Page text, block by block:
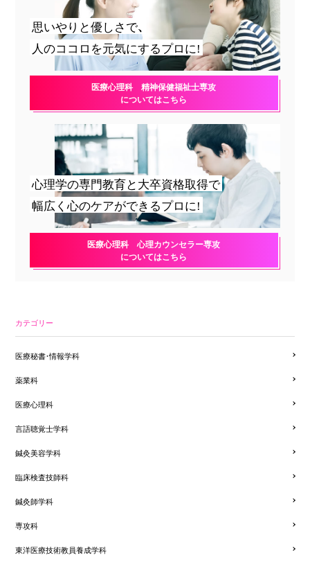
思いやりと優しさで、
人のココロを元気にするプロに!
医療心理科 精神保健福祉士専攻
についてはこちら
心理学の専門教育と大卒資格取得で
幅広く心のケアができるプロに!
医療心理科 心理カウンセラー専攻
についてはこちら
カテゴリー
医療秘書・情報学科
薬業科
医療心理科
言語聴覚士学科
鍼灸美容学科
臨床検査技師科
鍼灸師学科
専攻科
東洋医療技術教員養成学科